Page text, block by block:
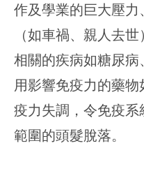
作及學業的巨大壓
（如車禍、親人去
相關的疾病如糖尿
用影響免疫力的藥
疫力失調，令免疫
範圍的頭髮脫落。